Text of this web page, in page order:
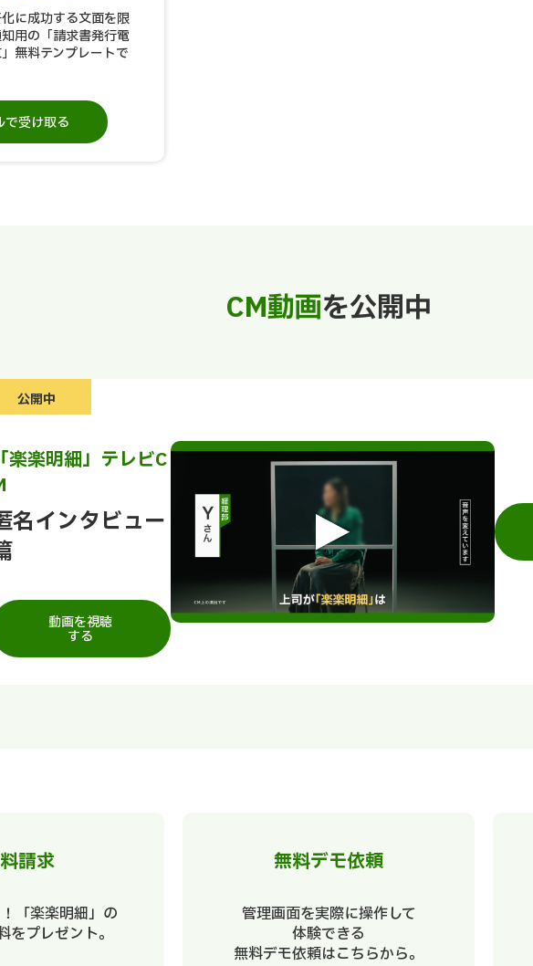
に成功する文面を限
用の「請求書発行電
無料テンプレートで
で受け取る
CM動画を公開中
公開中
「楽楽明細」テレビC
名インタビュー
動画を視聴
する
請求
「楽楽明細」の
をプレゼント。
無料デモ依頼
管理画面を実際に操作して
体験できる
無料デモ依頼はこちらから。